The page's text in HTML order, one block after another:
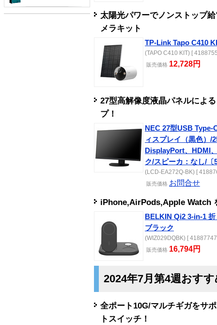
太陽光パワーでノンストップ
メラキット
TP-Link Tapo C410
(TAPO C410 KIT) [
販売価格 12,728円
27型高解像度液晶パネルによ
プ！
NEC 27型USB Type-
ィスプレイ（黒色）/
DisplayPort、HDMI
ク/スピーカ：なし/〔
(LCD-EA272Q-BK) [
販売価格 お問合せ
iPhone,AirPods,Apple Watch
BELKIN Qi2 3-in-1
ブラック
(WIZ029DQBK) [
販売価格 16,794円
2024年7月第4週おす
全ポート10G/マルチギガをサ
トスイッチ！